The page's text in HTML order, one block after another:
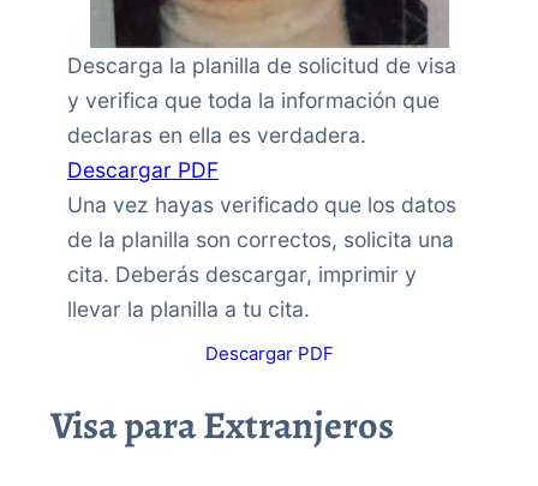
Descarga la planilla de solicitud de visa
y verifica que toda la información que
declaras en ella es verdadera.
Descargar PDF
Una vez hayas verificado que los datos
de la planilla son correctos, solicita una
cita. Deberás descargar, imprimir y
llevar la planilla a tu cita.
Descargar PDF
Visa para Extranjeros